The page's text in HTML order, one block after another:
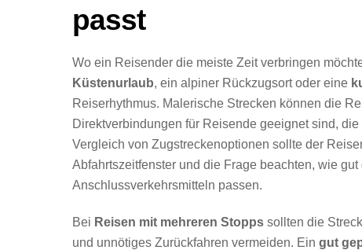
passt
Wo ein Reisender die meiste Zeit verbringen
Küstenurlaub, ein alpiner Rückzugsort oder eine
Reiserhythmus. Malerische Strecken können die
Direktverbindungen für Reisende geeignet sind,
Vergleich von Zugstreckenoptionen sollte der
Abfahrtszeitfenster und die Frage beachten, wie
Anschlussverkehrsmitteln passen.
Bei Reisen mit mehreren Stopps sollten die
und unnötiges Zurückfahren vermeiden. Ein gut